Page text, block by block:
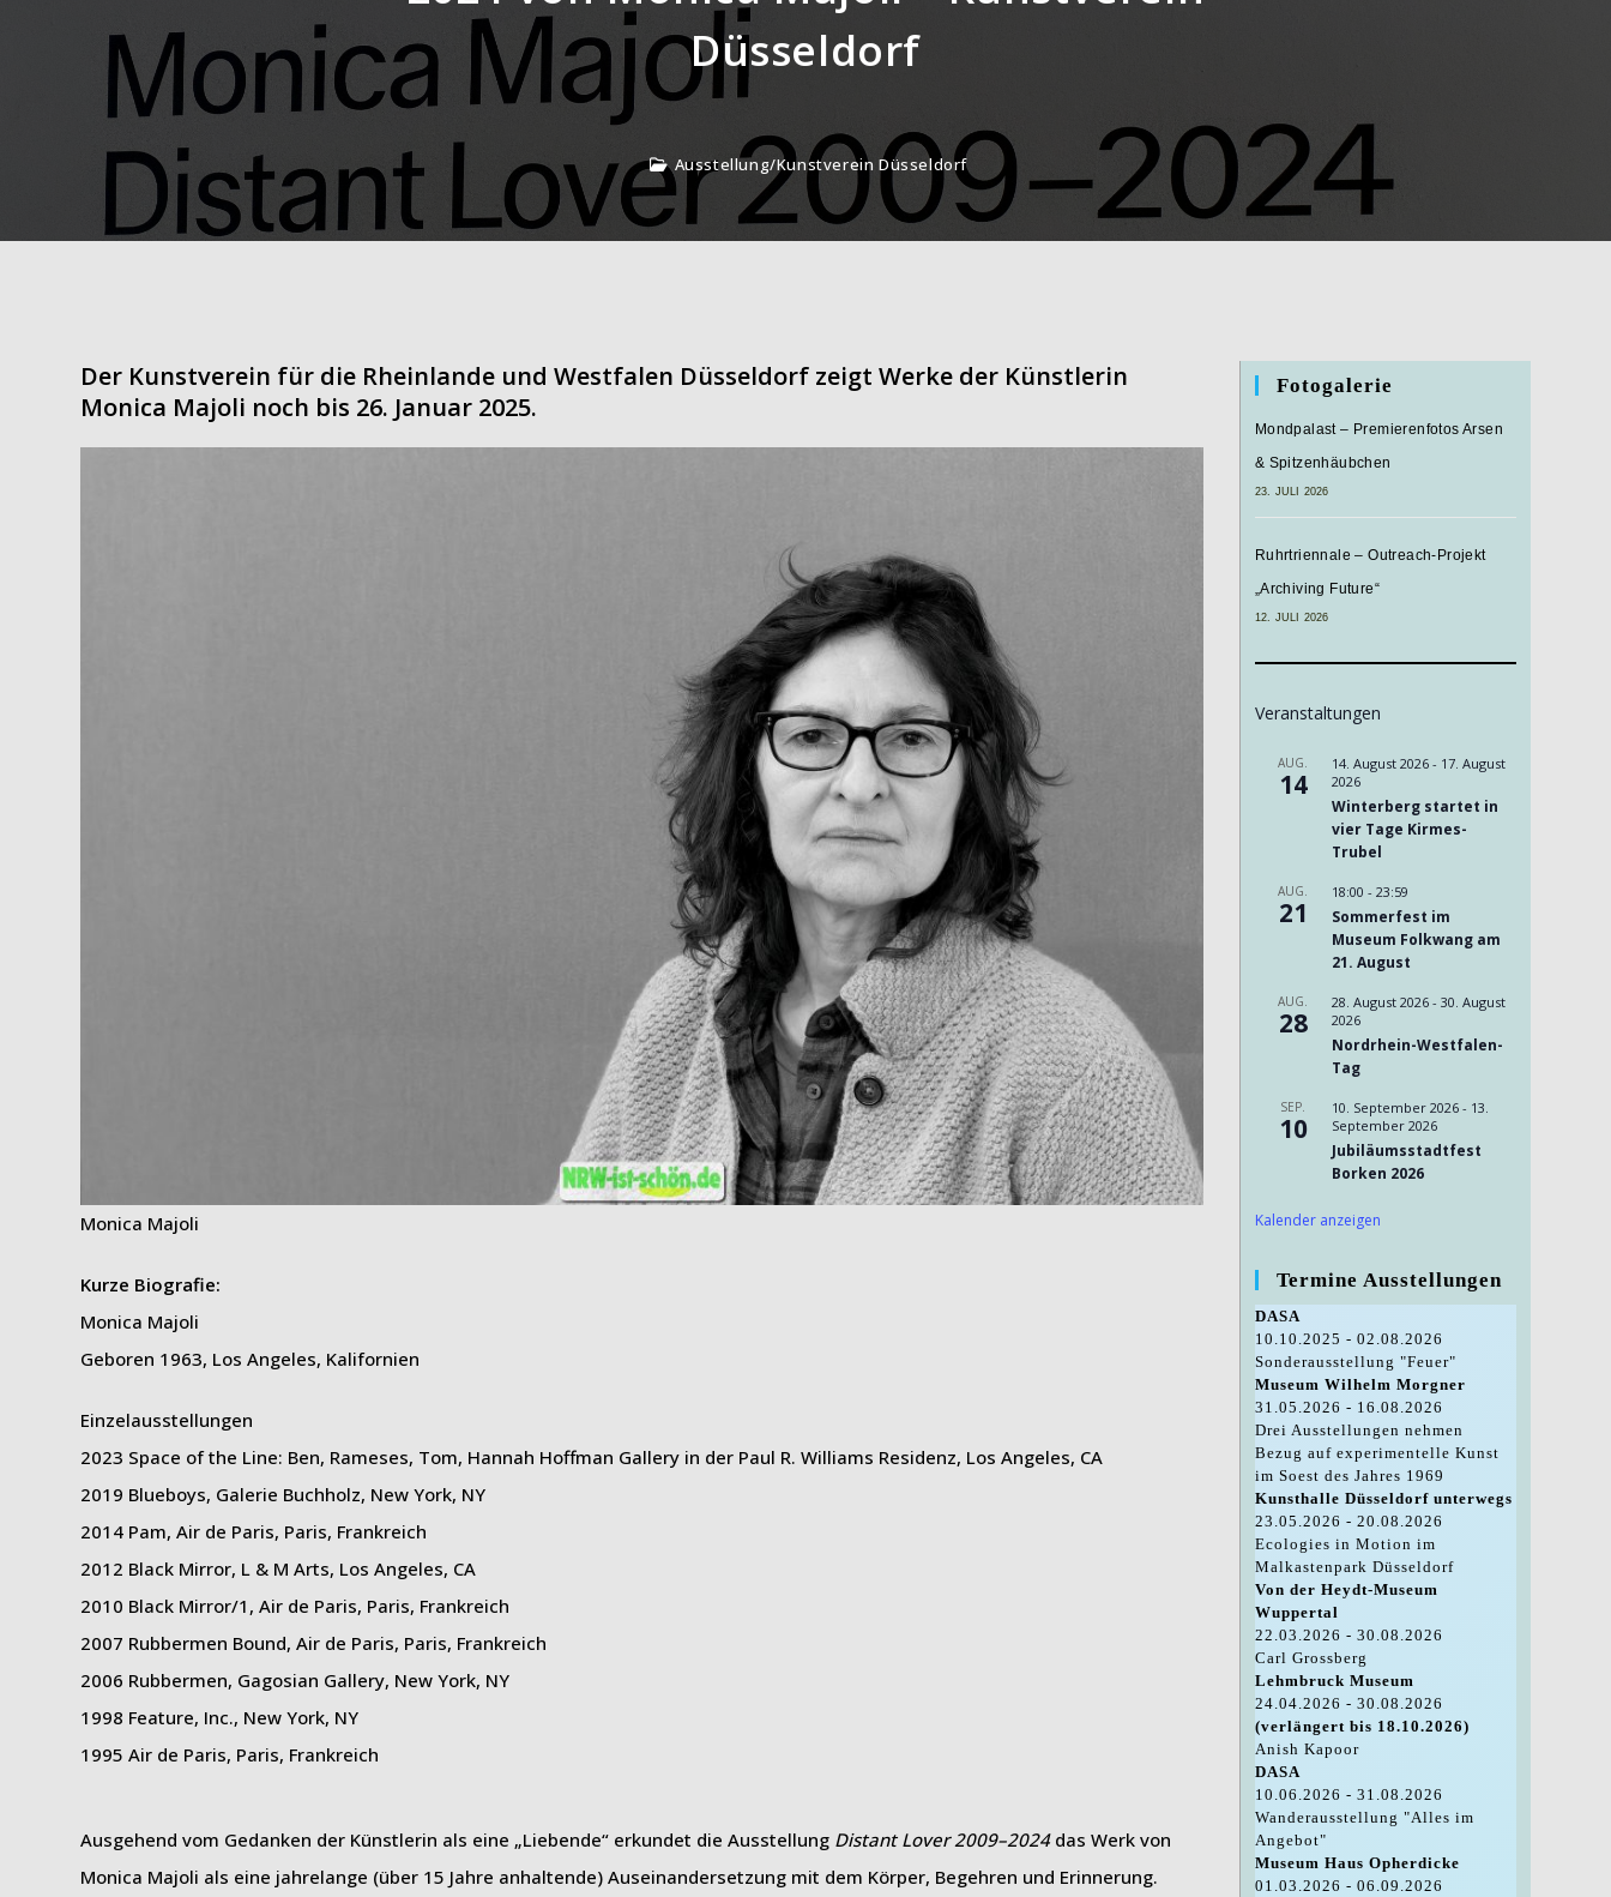
Düsseldorf
Ausstellung/Kunstverein Düsseldorf
Der Kunstverein für die Rheinlande und Westfalen Düsseldorf zeigt Werke der Künstlerin
Monica Majoli noch bis 26. Januar 2025.
Monica Majoli
Kurze Biografie:
Monica Majoli
Geboren 1963, Los Angeles, Kalifornien
Einzelausstellungen
2023 Space of the Line: Ben, Rameses, Tom, Hannah Hoffman Gallery in der Paul R. Williams Residenz, Los Angeles, CA
2019 Blueboys, Galerie Buchholz, New York, NY
2014 Pam, Air de Paris, Paris, Frankreich
2012 Black Mirror, L & M Arts, Los Angeles, CA
2010 Black Mirror/1, Air de Paris, Paris, Frankreich
2007 Rubbermen Bound, Air de Paris, Paris, Frankreich
2006 Rubbermen, Gagosian Gallery, New York, NY
1998 Feature, Inc., New York, NY
1995 Air de Paris, Paris, Frankreich
Ausgehend vom Gedanken der Künstlerin als eine „Liebende“ erkundet die Ausstellung Distant Lover 2009–2024das Werk von
Monica Majoli als eine jahrelange (über 15 Jahre anhaltende) Auseinandersetzung mit dem Körper, Begehren und Erinnerung.
Fotogalerie
Mondpalast – Premierenfotos Arsen
& Spitzenhäubchen
23. JULI 2026
Ruhrtriennale – Outreach-Projekt
„Archiving Future“
12. JULI 2026
Veranstaltungen
AUG.
14
14. August 2026- 17. August
2026
Winterberg startet in
vier Tage Kirmes-
Trubel
AUG.
21
18:00 - 23:59
Sommerfest im
Museum Folkwang am
21. August
AUG.
28
28. August 2026- 30. August
2026
Nordrhein-Westfalen-
Tag
SEP.
10
10. September 2026- 13.
September 2026
Jubiläumsstadtfest
Borken 2026
Kalender anzeigen
Termine Ausstellungen
DASA
10.10.2025 - 02.08.2026
Sonderausstellung "Feuer"
Museum Wilhelm Morgner
31.05.2026 - 16.08.2026
Drei Ausstellungen nehmen
Bezug auf experimentelle Kunst
im Soest des Jahres 1969
Kunsthalle Düsseldorf unterwegs
23.05.2026 - 20.08.2026
Ecologies in Motion im
Malkastenpark Düsseldorf
Von der Heydt-Museum
Wuppertal
22.03.2026 - 30.08.2026
Carl Grossberg
Lehmbruck Museum
24.04.2026 - 30.08.2026
(verlängert bis 18.10.2026)
Anish Kapoor
DASA
10.06.2026 - 31.08.2026
Wanderausstellung "Alles im
Angebot"
Museum Haus Opherdicke
01.03.2026 - 06.09.2026